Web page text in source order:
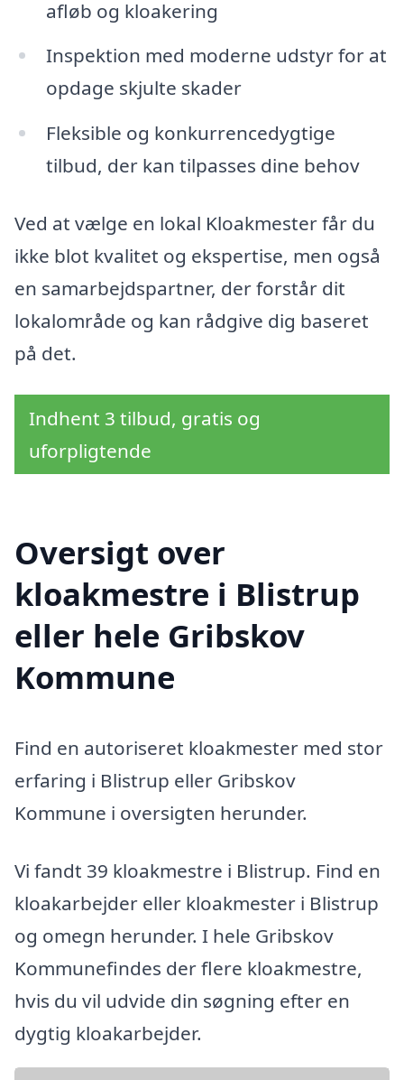
afløb og kloakering
Inspektion med moderne udstyr for at
opdage skjulte skader
Fleksible og konkurrencedygtige
tilbud, der kan tilpasses dine behov
Ved at vælge en lokal Kloakmester får du
ikke blot kvalitet og ekspertise, men også
en samarbejdspartner, der forstår dit
lokalområde og kan rådgive dig baseret
på det.
Indhent 3 tilbud, gratis og
uforpligtende
Oversigt over
kloakmestre i Blistrup
eller hele Gribskov
Kommune
Find en autoriseret kloakmester med stor
erfaring i Blistrup eller Gribskov
Kommune i oversigten herunder.
Vi fandt 39 kloakmestre i Blistrup. Find en
kloakarbejder eller kloakmester i Blistrup
og omegn herunder. I hele Gribskov
Kommunefindes der flere kloakmestre,
hvis du vil udvide din søgning efter en
dygtig kloakarbejder.